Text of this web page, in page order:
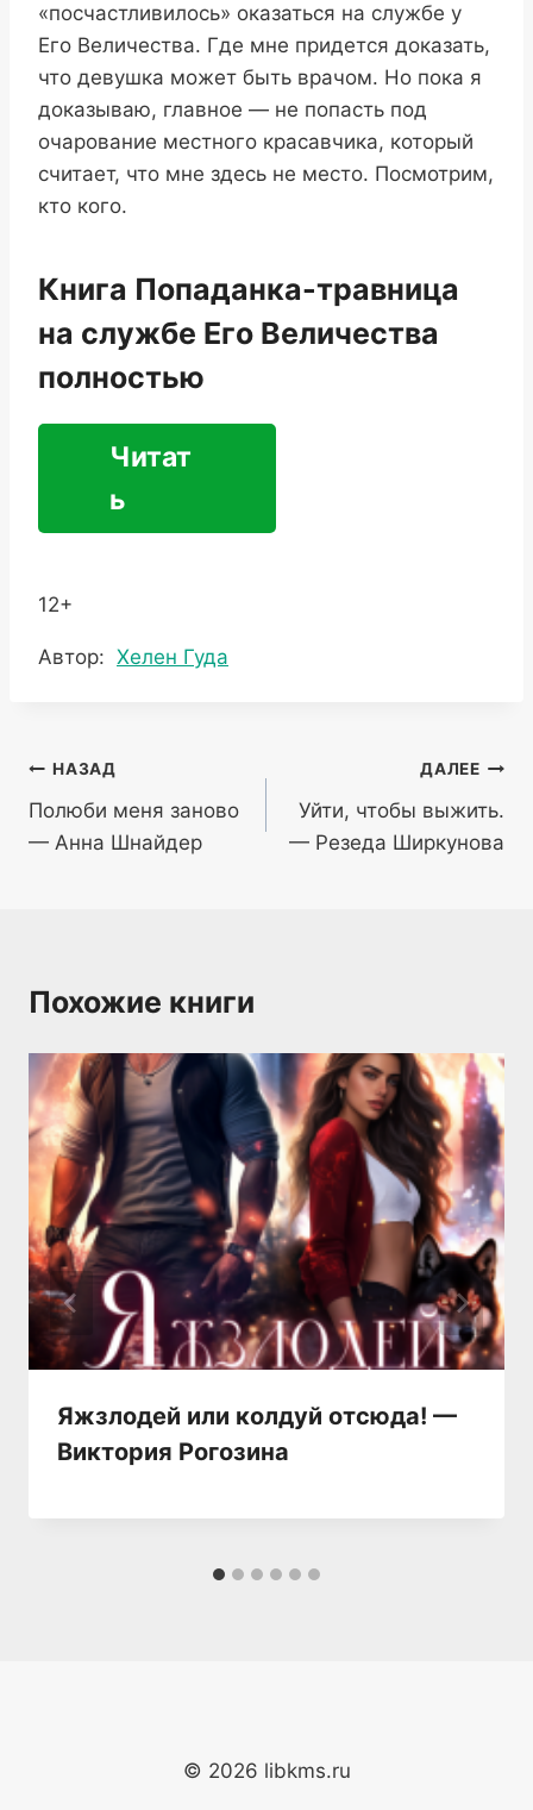
«посчастливилось» оказаться на службе у
Его Величества. Где мне придется доказать,
что девушка может быть врачом. Но пока я
доказываю, главное — не попасть под
очарование местного красавчика, который
считает, что мне здесь не место. Посмотрим,
кто кого.
Книга Попаданка-травница
на службе Его Величества
полностью
Читат
ь
12+
Метки
Автор: Хелен Гуда
Навигация
по
записям
НАЗАД
Полюби меня заново
— Анна Шнайдер
ДАЛЕЕ
Уйти, чтобы выжить.
— Резеда Ширкунова
Похожие книги
Яжзлодей или колдуй отсюда! —
Виктория Рогозина
© 2026 libkms.ru